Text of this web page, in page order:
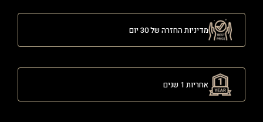
מדיניות החזרה של 30 יום
אחריות 1 שנים